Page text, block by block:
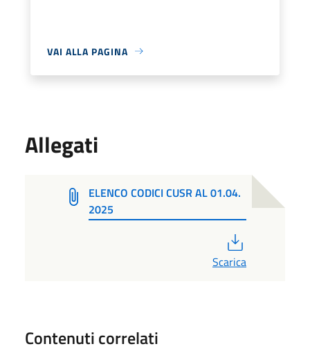
VAI ALLA PAGINA
Allegati
ELENCO CODICI CUSR AL 01.04.
2025
Scarica
Contenuti correlati